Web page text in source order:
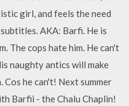
girl, and feels the need
AKA: Barfi. He is
The cops hate him. He can't
naughty antics will make
Cos he can't! Next summer
Barfii - the Chalu Chaplin!